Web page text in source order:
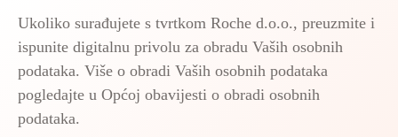
Ukoliko surađujete s tvrtkom Roche d.o.o., preuzmite i
ispunite digitalnu privolu za obradu Vaših osobnih
podataka. Više o obradi Vaših osobnih podataka
pogledajte u Općoj obavijesti o obradi osobnih
podataka.